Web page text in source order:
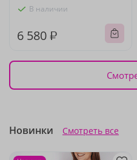
В наличии
6 580 ₽
Новинки Смотреть все